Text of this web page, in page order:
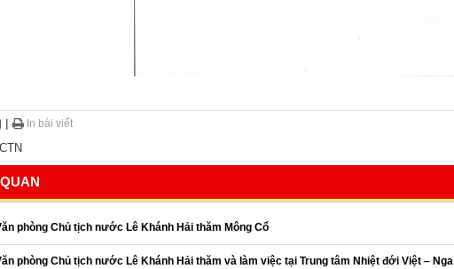
In bài viết
phòng Chủ tịch nước Lê Khánh Hải thăm Mông Cổ
phòng Chủ tịch nước Lê Khánh Hải thăm và làm việc tại Trung tâm Nhiệt đới Việt – Nga